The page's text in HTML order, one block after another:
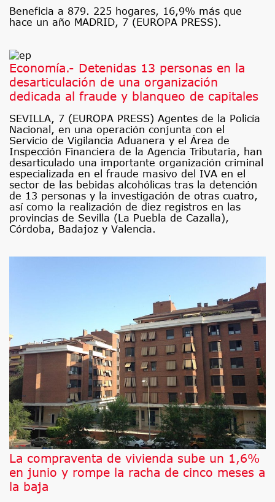
Beneficia a 879. 225 hogares, 16,9% más que
hace un año MADRID, 7 (EUROPA PRESS).
Economía.- Detenidas 13 personas en la
desarticulación de una organización
dedicada al fraude y blanqueo de capitales
SEVILLA, 7 (EUROPA PRESS) Agentes de la Policía
Nacional, en una operación conjunta con el
Servicio de Vigilancia Aduanera y el Área de
Inspección Financiera de la Agencia Tributaria, han
desarticulado una importante organización criminal
especializada en el fraude masivo del IVA en el
sector de las bebidas alcohólicas tras la detención
de 13 personas y la investigación de otras cuatro,
así como la realización de diez registros en las
provincias de Sevilla (La Puebla de Cazalla),
Córdoba, Badajoz y Valencia.
La compraventa de vivienda sube un 1,6%
en junio y rompe la racha de cinco meses a
la baja